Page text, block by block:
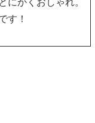
にかくおしゃれ。
す！